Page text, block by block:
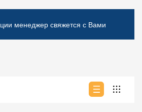
менеджер свяжется с Вами